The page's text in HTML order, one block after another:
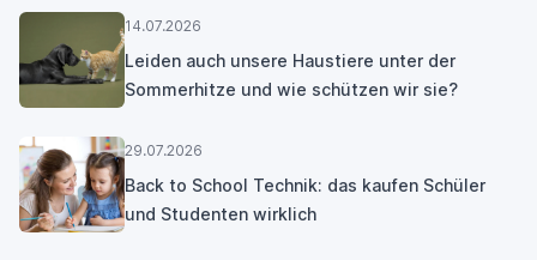
14.07.2026
Leiden auch unsere Haustiere unter der
Sommerhitze und wie schützen wir sie?
29.07.2026
Back to School Technik: das kaufen Schüler
und Studenten wirklich